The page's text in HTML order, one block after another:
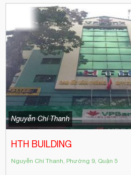
Nguyễn Chí Thanh
HTH BUILDING
Nguyễn Chí Thanh, Phường 9, Quận 5